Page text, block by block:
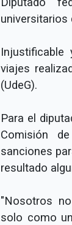
universitarios
viajes
(UdeG).
Para el
Comisión
sanciones
resultado
"Nosotros
solo como